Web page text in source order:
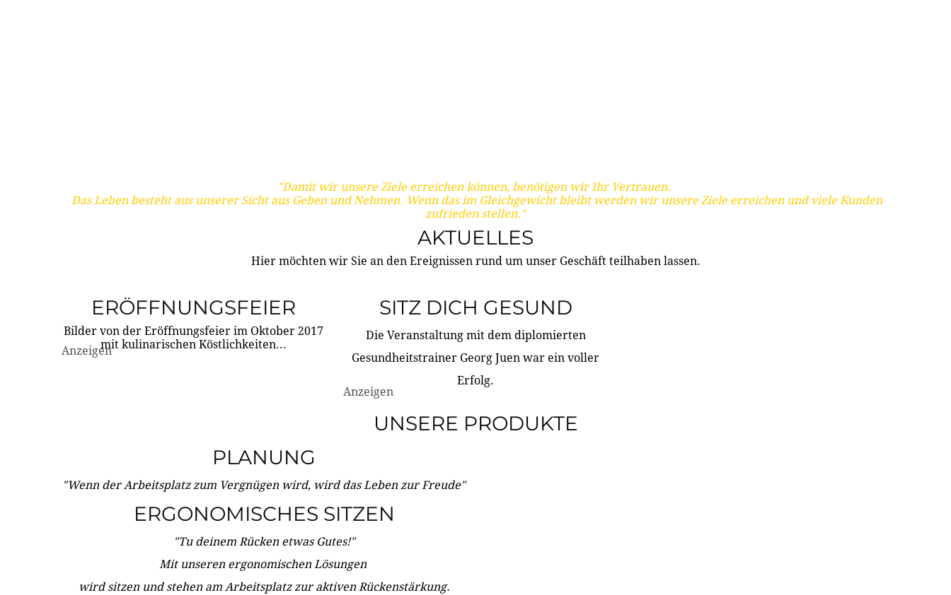
"Damit wir unsere Ziele erreichen können, benötigen wir Ihr Vertrauen.
Das Leben besteht aus unserer Sicht aus Geben und Nehmen. Wenn das im Gleichgewicht bleibt werden wir unsere Ziele erreichen und viele Kunden
zufrieden stellen."
AKTUELLES
Hier möchten wir Sie an den Ereignissen rund um unser Geschäft teilhaben lassen.
ERÖFFNUNGSFEIER
Bilder von der Eröffnungsfeier im Oktober 2017
mit kulinarischen Köstlichkeiten...
Anzeigen
SITZ DICH GESUND
Die Veranstaltung mit dem diplomierten
Gesundheitstrainer Georg Juen war ein voller
Erfolg.
Anzeigen
UNSERE PRODUKTE
PLANUNG
"Wenn der Arbeitsplatz zum Vergnügen wird, wird das Leben zur Freude"
ERGONOMISCHES SITZEN
"Tu deinem Rücken etwas Gutes!"
Mit unseren ergonomischen Lösungen
wird sitzen und stehen am Arbeitsplatz zur aktiven Rückenstärkung.